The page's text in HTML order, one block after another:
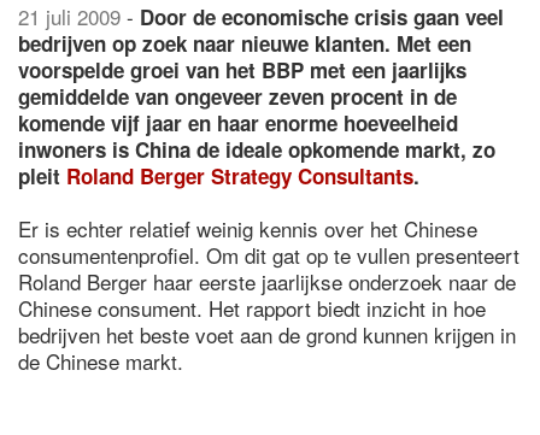
21 juli 2009 - Door de economische crisis gaan veel
bedrijven op zoek naar nieuwe klanten. Met een
voorspelde groei van het BBP met een jaarlijks
gemiddelde van ongeveer zeven procent in de
komende vijf jaar en haar enorme hoeveelheid
inwoners is China de ideale opkomende markt, zo
pleit Roland Berger Strategy Consultants.
Er is echter relatief weinig kennis over het Chinese
consumentenprofiel. Om dit gat op te vullen presenteert
Roland Berger haar eerste jaarlijkse onderzoek naar de
Chinese consument. Het rapport biedt inzicht in hoe
bedrijven het beste voet aan de grond kunnen krijgen in
de Chinese markt.